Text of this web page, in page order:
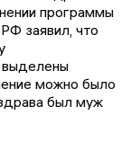
программы
заявил, что
выделены
можно было
был муж